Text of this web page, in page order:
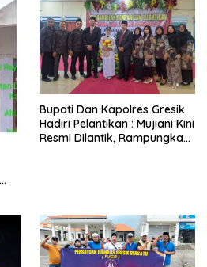
​Bupati Dan Kapolres Gresik
Hadiri Pelantikan : Mujiani Kini
Resmi Dilantik, Rampungkan